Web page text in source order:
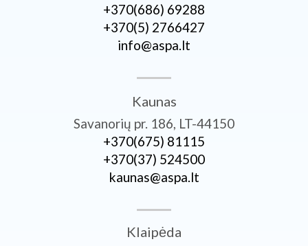
+370­(686) 69288
+370­(5) 2766427
info@aspa.lt
Kaunas
Savanorių pr. 186, LT-44150
+370­(675) 81115
+370­(37) 524500
kaunas@aspa.lt
Klaipėda